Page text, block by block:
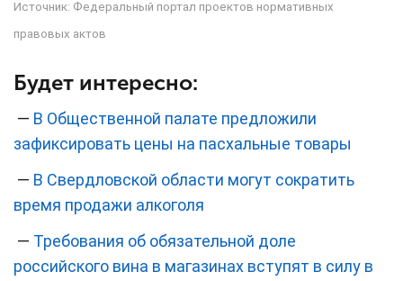
Источник: Федеральный портал проектов нормативных
правовых актов
Будет интересно:
— В Общественной палате предложили
зафиксировать цены на пасхальные товары
— В Свердловской области могут сократить
время продажи алкоголя
— Требования об обязательной доле
российского вина в магазинах вступят в силу в